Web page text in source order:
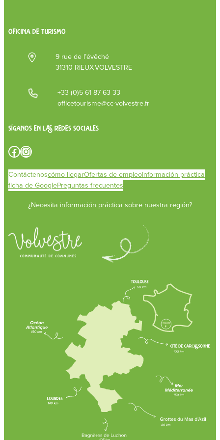
OFICINA DE TURISMO
9 rue de l’évêché
31310 RIEUX-VOLVESTRE
+33 (0)5 61 87 63 33
officetourisme@cc-volvestre.fr
Síganos en las redes sociales
Facebook Instagram
Contáctenoscómo llegarOfertas de empleoInformación práctica
ficha de GooglePreguntas frecuentes
¿Necesita información práctica sobre nuestra región?